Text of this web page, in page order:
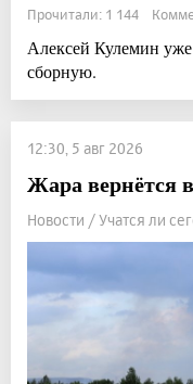
Прочитали: 1 144
Алексей Кулемин
сборную.
12:30, 5 авг 2026
Жара вернётся
Новости / Учатся ли